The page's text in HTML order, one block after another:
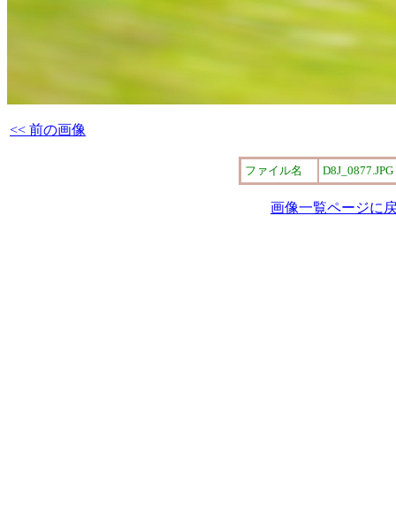
<< 前の画像
ファイル名 D8J_0877.JPG
画像一覧ページに